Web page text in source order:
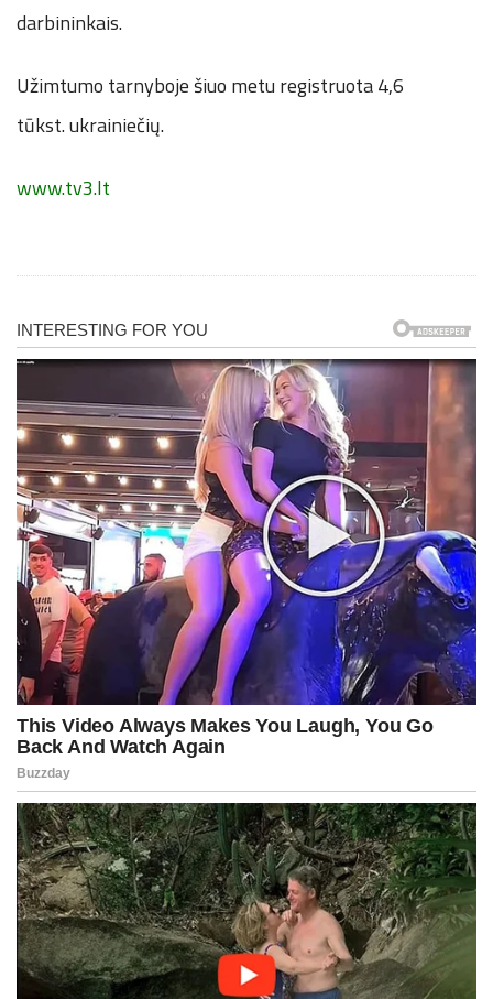
darbininkais.
Užimtumo tarnyboje šiuo metu registruota 4,6
tūkst. ukrainiečių.
www.tv3.lt